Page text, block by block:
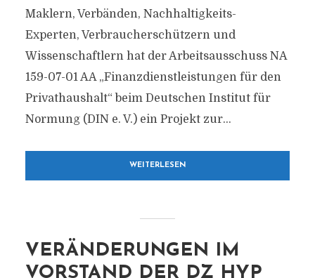
Maklern, Verbänden, Nachhaltigkeits-
Experten, Verbraucherschützern und
Wissenschaftlern hat der Arbeitsausschuss NA
159-07-01 AA „Finanzdienstleistungen für den
Privathaushalt“ beim Deutschen Institut für
Normung (DIN e. V.) ein Projekt zur...
WEITERLESEN
VERÄNDERUNGEN IM
VORSTAND DER DZ HYP